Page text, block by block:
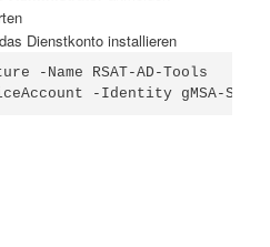
Dienstkonto installieren
-Name RSAT-AD-Tools
-Identity gMSA-SQL